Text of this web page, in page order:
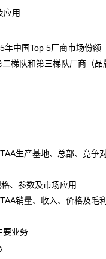
用
国Top 5厂商市场份额
队和第三梯队厂商（品
产基地、总部、竞争
参数及市场应用
量、收入、价格及毛
业务